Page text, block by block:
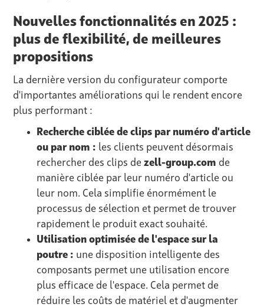
Nouvelles fonctionnalités en 2025 :
plus de flexibilité, de meilleures
propositions
La dernière version du configurateur comporte
d'importantes améliorations qui le rendent encore
plus performant :
Recherche ciblée de clips par numéro d'article
ou par nom : les clients peuvent désormais
rechercher des clips dezell-group.com de
manière ciblée par leur numéro d'article ou
leur nom. Cela simplifie énormément le
processus de sélection et permet de trouver
rapidement le produit exact souhaité.
Utilisation optimisée de l'espace sur la
poutre : une disposition intelligente des
composants permet une utilisation encore
plus efficace de l'espace. Cela permet de
réduire les coûts de matériel et d'augmenter